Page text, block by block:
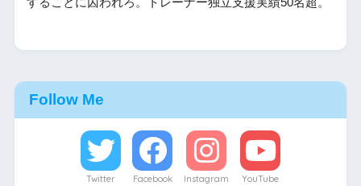
することに囚われろ。トレーナー独立支援実績50名超。
Follow Me
Twitter Facebook Instagram YouTube